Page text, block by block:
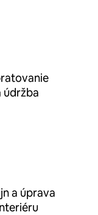
údržba
a úprava